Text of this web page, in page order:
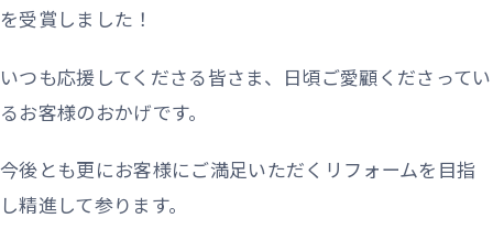
を受賞しました！
いつも応援してくださる皆さま、日頃ご愛顧くださってい
るお客様のおかげです。
今後とも更にお客様にご満足いただくリフォームを目指
し精進して参ります。